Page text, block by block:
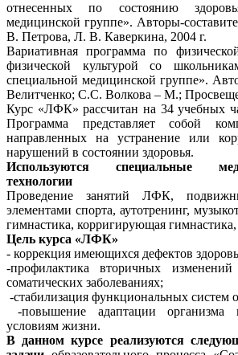
отнесенных по состоянию
медицинской группе». Авторы-
В. Петрова, Л. В. Каверкина, 2004 г.
Вариативная программа по
физической культурой со
специальной медицинской группе».
Велитченко; С.С. Волкова – М.;
Курс «ЛФК» рассчитан на 34 учебных
Программа представляет собой
направленных на устранение или
нарушений в состоянии здоровья.
Используются специальные
технологии
Проведение занятий ЛФК,
элементами спорта, аутотренинг,
гимнастика, корригирующая
Цель курса «ЛФК»
- коррекция имеющихся дефектов
-профилактика вторичных
соматических заболеваниях;
-стабилизация функциональных систем
-повышение адаптации организма
условиям жизни.
В данном курсе реализуются